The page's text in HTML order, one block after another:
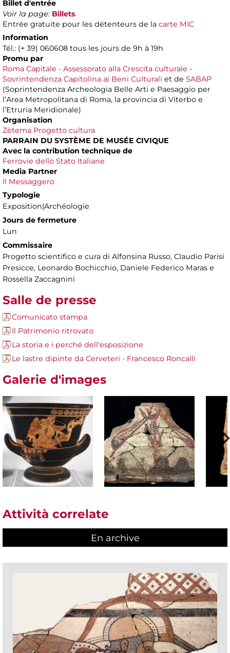
Billet d'entrée
Voir la page: Billets
Entrée gratuite pour les détenteurs de la carte MIC
Information
Tél.: (+ 39) 060608 tous les jours de 9h à 19h
Promu par
Roma Capitale - Assessorato alla Crescita culturale -
Sovrintendenza Capitolina ai Beni Culturali et de SABAP
(Soprintendenza Archeologia Belle Arti e Paesaggio per
l’Area Metropolitana di Roma, la provincia di Viterbo e
l’Etruria Meridionale)
Organisation
Zètema Progetto cultura
PARRAIN DU SYSTÈME DE MUSÉE CIVIQUE
Avec la contribution technique de
Ferrovie dello Stato Italiane
Media Partner
Il Messaggero
Typologie
Exposition|Archéologie
Jours de fermeture
Lun
Commissaire
Progetto scientifico e cura di Alfonsina Russo, Claudio Parisi
Presicce, Leonardo Bochicchio, Daniele Federico Maras e
Rossella Zaccagnini
Salle de presse
Comunicato stampa
Il Patrimonio ritrovato
La storia e i perché dell'esposizione
Le lastre dipinte da Cerveteri - Francesco Roncalli
Galerie d'images
Attività correlate
En archive